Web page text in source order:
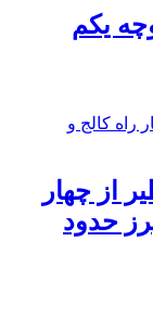
یکم
از چهار
حدود